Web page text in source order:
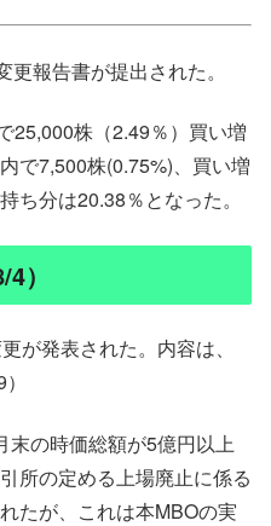
報告書が提出された。
25,000株（2.49％）買い増
で7,500株(0.75%)、買い増
ち分は20.38％となった。
）
が発表された。内容は、
末の時価総額が5億円以上
所の定める上場廃止に係る
たが、これは本MBOの実